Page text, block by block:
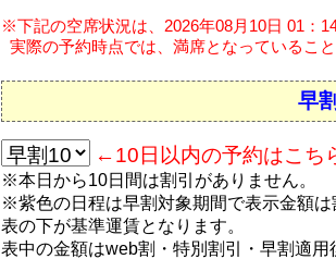
※下記の空席状況は、2026年08月10日 01：
実際の予約時点では、満席となっているこ
早
←10日以内の予約はこち
※本日から10日間は割引がありません。
※紫色の日程は早割対象期間で表示金額
表の下が基準運賃となります。
表中の金額はweb割・特別割引・早割適